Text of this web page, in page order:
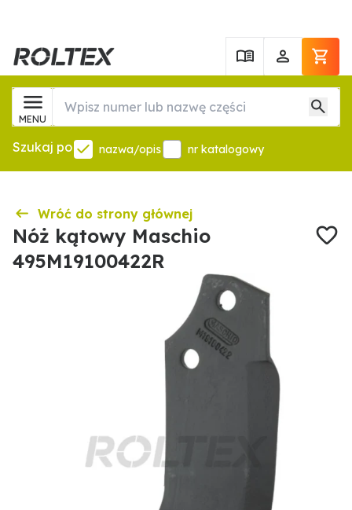
MENU
Szukaj po nazwa/opis nr katalogowy
Wróć do strony głównej
Nóż kątowy Maschio
495M19100422R